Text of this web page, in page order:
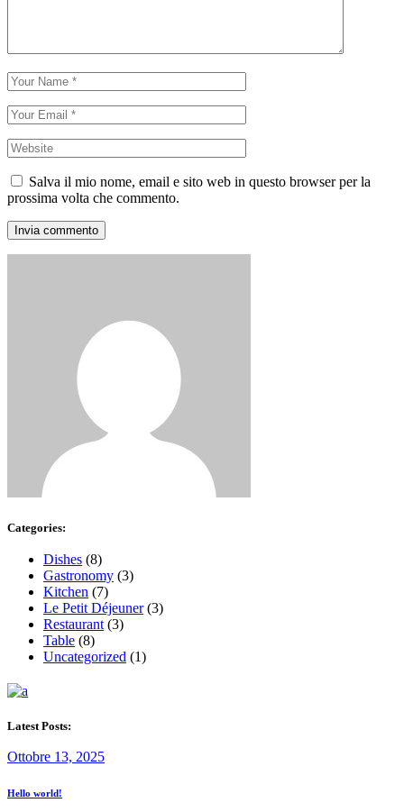
Salva il mio nome, email e sito web in questo browser per la
prossima volta che commento.
Invia commento
Categories:
Dishes (8)
Gastronomy (3)
Kitchen (7)
Le Petit Déjeuner(3)
Restaurant (3)
Table (8)
Uncategorized (1)
Latest Posts:
Ottobre 13, 2025
Hello world!